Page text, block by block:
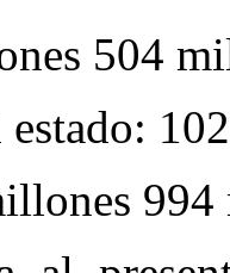
504